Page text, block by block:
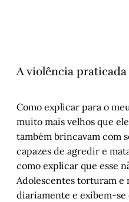
A violência
Como explicar para o
muito mais velhos que
também brincavam com
capazes de agredir e
como explicar que esse
Adolescentes torturam e
diariamente e exibem-se